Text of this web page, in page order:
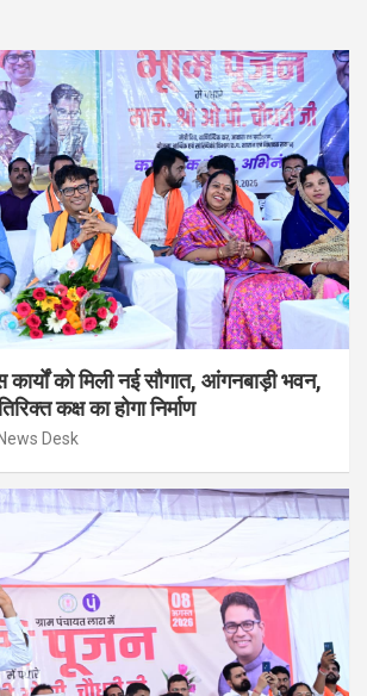
कार्यों को मिली नई सौगात, आंगनबाड़ी भवन,
कक्ष का होगा निर्माण
Desk